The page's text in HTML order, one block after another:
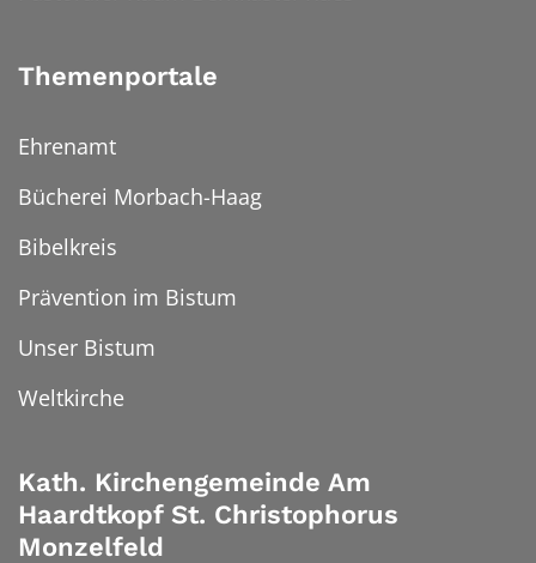
Themenportale
Ehrenamt
Bücherei Morbach-Haag
Bibelkreis
Prävention im Bistum
Unser Bistum
Weltkirche
Kath. Kirchengemeinde Am
Haardtkopf St. Christophorus
Monzelfeld